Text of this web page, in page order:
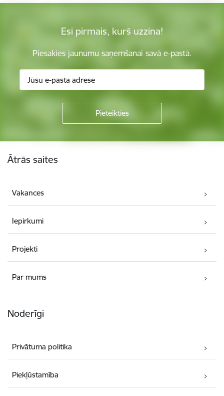
Esi pirmais, kurš uzzina!
Piesakies jaunumu saņemšanai savā e-pastā.
Ātrās saites
Vakances
Iepirkumi
Projekti
Par mums
Noderīgi
Privātuma politika
Piekļūstamība